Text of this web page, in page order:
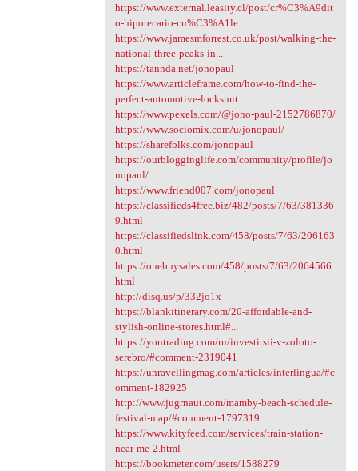
https://www.external.leasity.cl/post/cr%C3%A9dit
o-hipotecario-cu%C3%A1le...
https://www.jamesmforrest.co.uk/post/walking-the-
national-three-peaks-in...
https://tannda.net/jonopaul
https://www.articleframe.com/how-to-find-the-
perfect-automotive-locksmit...
https://www.pexels.com/@jono-paul-2152786870/
https://www.sociomix.com/u/jonopaul/
https://sharefolks.com/jonopaul
https://ourblogginglife.com/community/profile/jo
nopaul/
https://www.friend007.com/jonopaul
https://classifieds4free.biz/482/posts/7/63/381336
9.html
https://classifiedslink.com/458/posts/7/63/206163
0.html
https://onebuysales.com/458/posts/7/63/2064566.
html
http://disq.us/p/332jo1x
https://blankitinerary.com/20-affordable-and-
stylish-online-stores.html#...
https://youtrading.com/ru/investitsii-v-zoloto-
serebro/#comment-2319041
https://unravellingmag.com/articles/interlingua/#c
omment-182925
http://www.jugrnaut.com/mamby-beach-schedule-
festival-map/#comment-1797319
https://www.kityfeed.com/services/train-station-
near-me-2.html
https://bookmeter.com/users/1588279